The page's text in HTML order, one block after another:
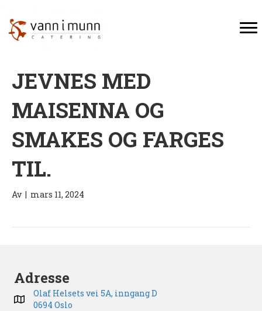
JEVNES MED
MAISENNA OG
SMAKES OG FARGES
TIL.
Av | mars 11, 2024
Adresse
Olaf Helsets vei 5A, inngang D
0694 Oslo